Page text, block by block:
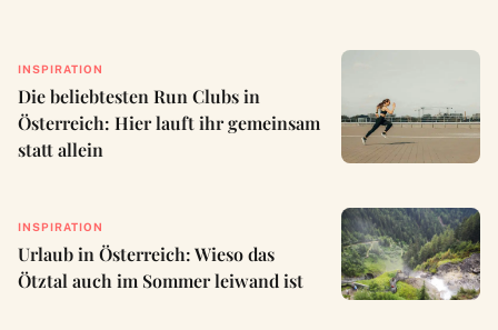
INSPIRATION
Die beliebtesten Run Clubs in
Österreich: Hier lauft ihr gemeinsam
statt allein
INSPIRATION
Urlaub in Österreich: Wieso das
Ötztal auch im Sommer leiwand ist